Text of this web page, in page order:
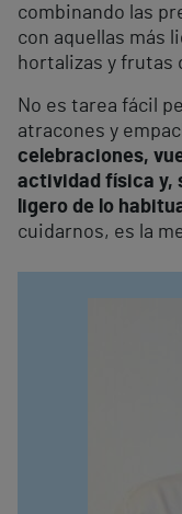
combinando las
con aquellas más
hortalizas y frutas
No es tarea fácil
atracones y
celebraciones,
actividad física y,
ligero de lo
cuidarnos, es la